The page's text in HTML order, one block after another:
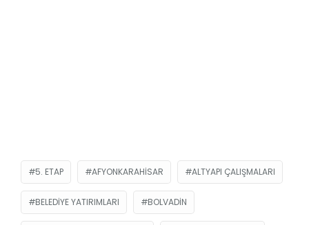
5. ETAP AFYONKARAHISAR ALTYAPI ÇALIŞMALARI
BELEDIYE YATIRIMLARI BOLVADIN